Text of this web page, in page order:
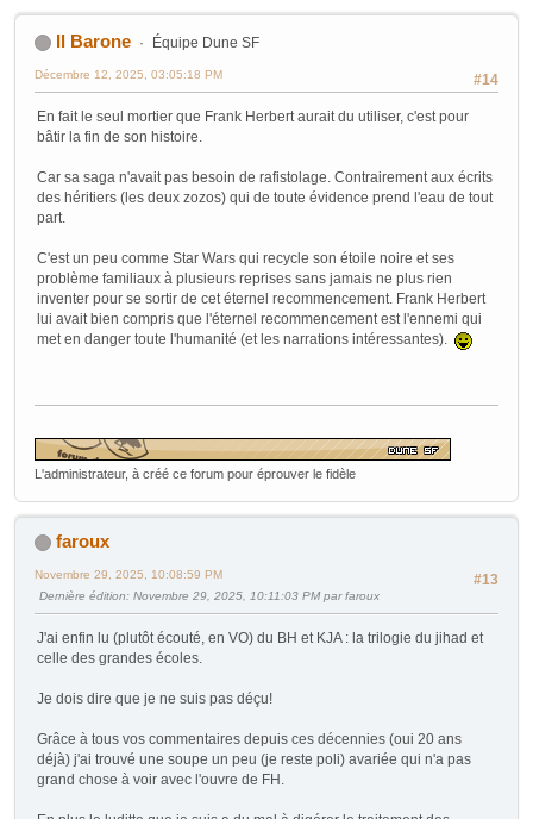
Il Barone Équipe Dune SF
#14
Décembre 12, 2025, 03:05:18 PM
En fait le seul mortier que Frank Herbert aurait du utiliser, c'est pour
bâtir la fin de son histoire.
Car sa saga n'avait pas besoin de rafistolage. Contrairement aux écrits
des héritiers (les deux zozos) qui de toute évidence prend l'eau de tout
part.
C'est un peu comme Star Wars qui recycle son étoile noire et ses
problème familiaux à plusieurs reprises sans jamais ne plus rien
inventer pour se sortir de cet éternel recommencement. Frank Herbert
lui avait bien compris que l'éternel recommencement est l'ennemi qui
met en danger toute l'humanité (et les narrations intéressantes).
L'administrateur, à créé ce forum pour éprouver le fidèle
faroux
#13
Novembre 29, 2025, 10:08:59 PM
Dernière édition: Novembre 29, 2025, 10:11:03 PM par faroux
J'ai enfin lu (plutôt écouté, en VO) du BH et KJA : la trilogie du jihad et
celle des grandes écoles.
Je dois dire que je ne suis pas déçu!
Grâce à tous vos commentaires depuis ces décennies (oui 20 ans
déjà) j'ai trouvé une soupe un peu (je reste poli) avariée qui n'a pas
grand chose à voir avec l'ouvre de FH.